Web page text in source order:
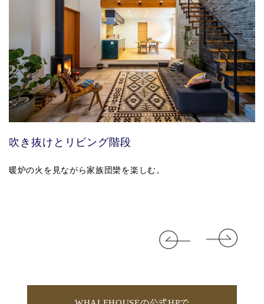
吹き抜けとリビング階段
暖炉の火を見ながら家族団欒を楽しむ。